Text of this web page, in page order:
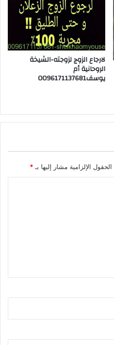
لارجاع الزوج لزوجته-الشيخة
الروحانية أم
يوسف0096171137681
الحقول الإلزامية مشار إليها بـ*